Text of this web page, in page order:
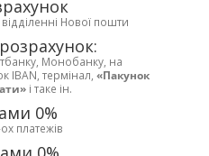
Нової пошти
Монобанку, на
IBAN, термінал, «Пакунок
і таке ін.
0%
платежів